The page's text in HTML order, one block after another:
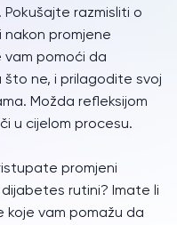
Pokušajte razmisliti o
promjene
pomoći da
ne, i prilagodite svoj
Možda refleksijom
u cijelom procesu.
promjeni
rutini? Imate li
vam pomažu da